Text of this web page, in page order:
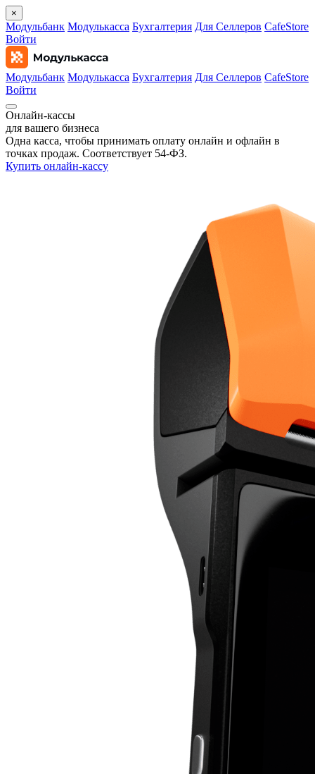
×
Модульбанк Модулькасса Бухгалтерия Для Селлеров CafeStore
Войти
Модульбанк Модулькасса Бухгалтерия Для Селлеров CafeStore
Войти
Онлайн‑кассы
для вашего бизнеса
Одна касса, чтобы принимать оплату онлайн и офлайн в
точках продаж. Соответствует 54‑ФЗ.
Купить онлайн-кассу